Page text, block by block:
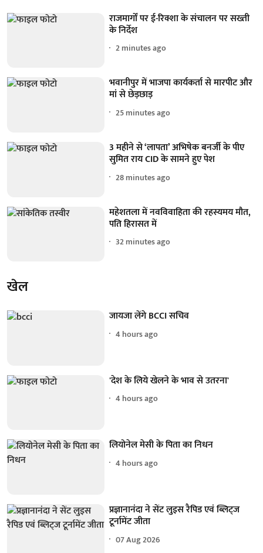
राजमार्गों पर ई-रिक्शा के संचालन पर सख्ती
के निर्देश
2 minutes ago
भवानीपुर में भाजपा कार्यकर्ता से मारपीट और
मां से छेड़छाड़
25 minutes ago
3 महीने से ‘लापता’ अभिषेक बनर्जी के पीए
सुमित राय CID के सामने हुए पेश
28 minutes ago
महेशतला में नवविवाहिता की रहस्यमय मौत,
पति हिरासत में
32 minutes ago
खेल
जायजा लेंगे BCCI सचिव
4 hours ago
'देश के लिये खेलने के भाव से उतरना'
4 hours ago
लियोनेल मेसी के पिता का निधन
4 hours ago
प्रज्ञानानंदा ने सेंट लुइस रैपिड एवं ब्लिट्ज
टूर्नामेंट जीता
07 Aug 2026